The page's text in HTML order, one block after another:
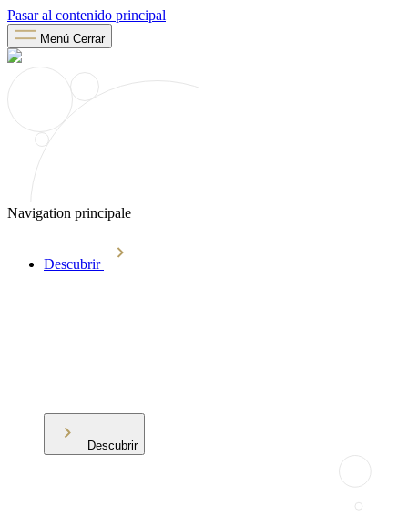
Pasar al contenido principal
Menú Cerrar
Navigation principale
Descubrir
Descubrir